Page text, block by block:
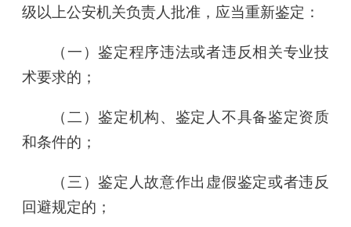
级以上公安机关负责人批准，应当重新鉴定：
（一）鉴定程序违法或者违反相关专业技
术要求的；
（二）鉴定机构、鉴定人不具备鉴定资质
和条件的；
（三）鉴定人故意作出虚假鉴定或者违反
回避规定的；